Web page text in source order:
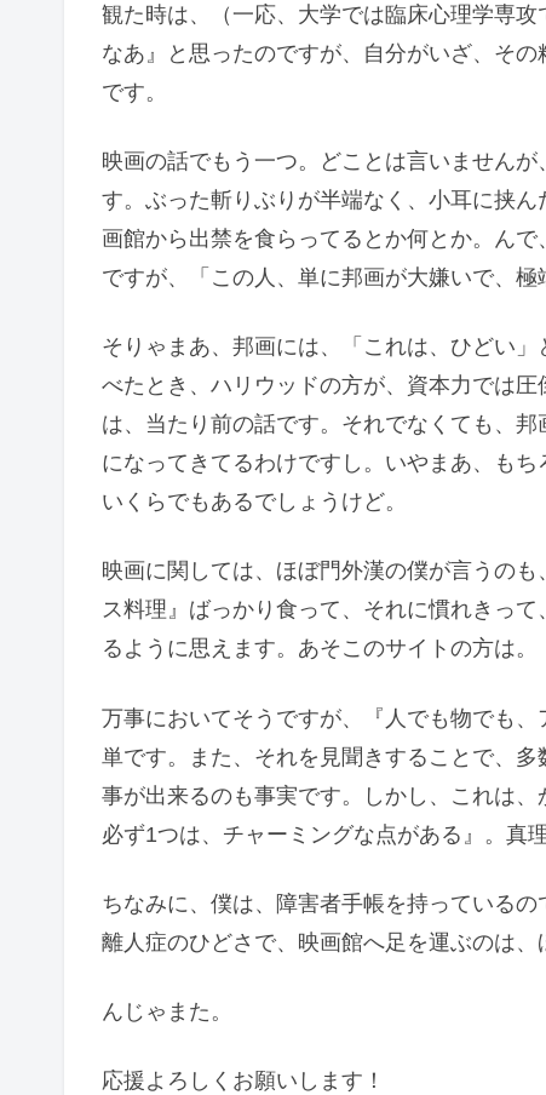
観た時は、（一応、大学では臨床心理学専
なあ』と思ったのですが、自分がいざ、そ
です。
映画の話でもう一つ。どことは言いません
す。ぶった斬りぶりが半端なく、小耳に挟
画館から出禁を食らってるとか何とか。ん
ですが、「この人、単に邦画が大嫌いで、極
そりゃまあ、邦画には、「これは、ひどい
べたとき、ハリウッドの方が、資本力では
は、当たり前の話です。それでなくても、
になってきてるわけですし。いやまあ、も
いくらでもあるでしょうけど。
映画に関しては、ほぼ門外漢の僕が言うの
ス料理』ばっかり食って、それに慣れきっ
るように思えます。あそこのサイトの方は。
万事においてそうですが、『人でも物でも
単です。また、それを見聞きすることで、
事が出来るのも事実です。しかし、これは
必ず1つは、チャーミングな点がある』。真
ちなみに、僕は、障害者手帳を持っている
離人症のひどさで、映画館へ足を運ぶのは、
んじゃまた。
応援よろしくお願いします！